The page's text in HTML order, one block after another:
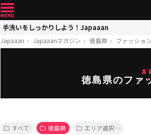
手洗いをしっかりしよう！Japaaan
Japaaan Japaaanマガジン 徳島県 ファッション
徳島県のファ
すべて 徳島県 エリア選択…